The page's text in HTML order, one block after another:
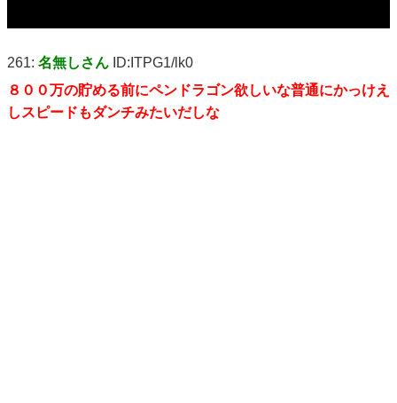
261: 名無しさん ID:ITPG1/lk0
８００万の貯める前にペンドラゴン欲しいな普通にかっけえ
しスピードもダンチみたいだしな